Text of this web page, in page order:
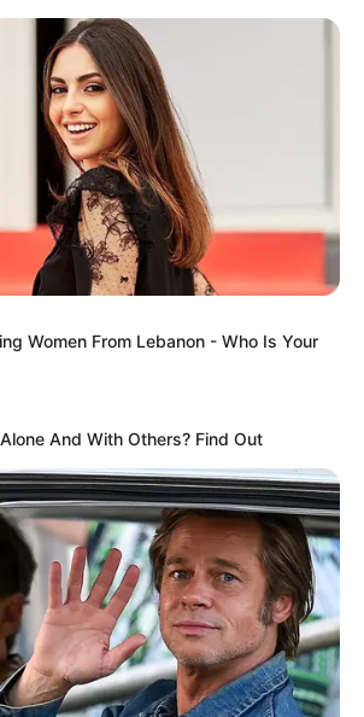
Women From Lebanon - Who Is Your
And With Others? Find Out